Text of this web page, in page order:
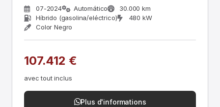
07-2024 Automático
30.000 km
Híbrido (gasolina/eléctrico)
480 kW
Color Negro
107.412 €
avec tout inclus
Plus d'informations